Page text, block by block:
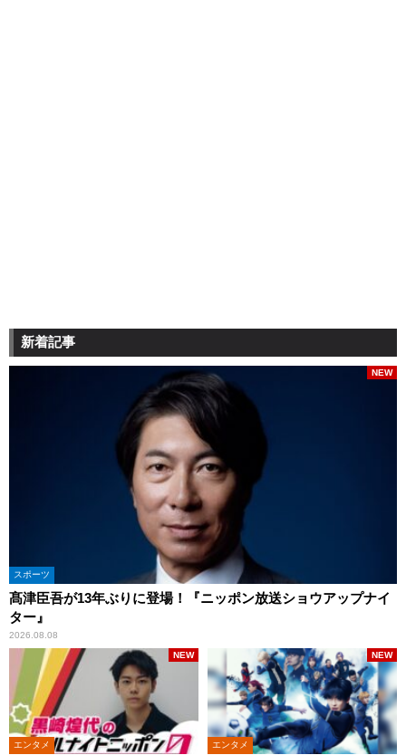
新着記事
スポーツ
髙津臣吾が13年ぶりに登場！『ニッポン放送ショウアップナイ
ター』
2026.08.08
NEW
エンタメ
NEW
エンタメ
NEW